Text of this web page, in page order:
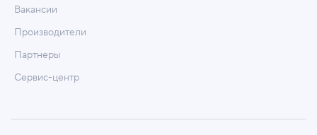
Вакансии
Производители
Партнеры
Сервис-центр